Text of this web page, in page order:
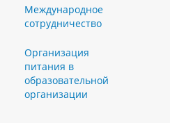
Международное
сотрудничество
Организация
питания в
образовательной
организации